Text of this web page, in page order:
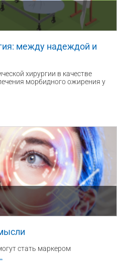
между надеждой и
хирургии в качестве
морбидного ожирения у
стать маркером